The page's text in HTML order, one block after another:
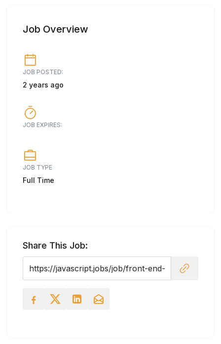
Job Overview
JOB POSTED:
2 years ago
JOB EXPIRES:
JOB TYPE
Full Time
Share This Job: